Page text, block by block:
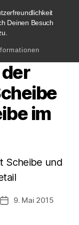
Deinen Besuch
im
Scheibe und
Beitragsdatum
9. Mai 2015